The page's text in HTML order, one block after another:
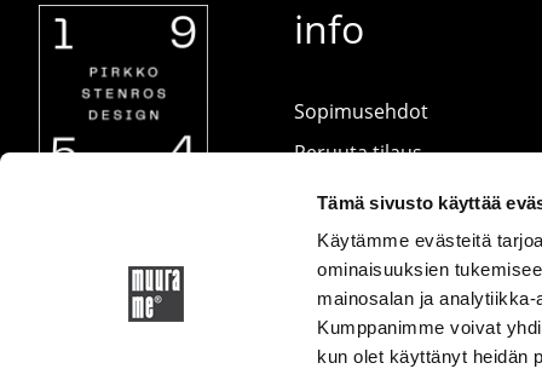
Tämä sivusto käyttää
Käytämme evästeitä
ominaisuuksien
mainosalan ja
Kumppanimme voivat
kun olet käyttänyt heidän
info
Sopimusehdot
Peruuta tilaus
Ota yhteyttä
Tietosuojaseloste
Hoito-ohjeet (PDF-
tiedosto)